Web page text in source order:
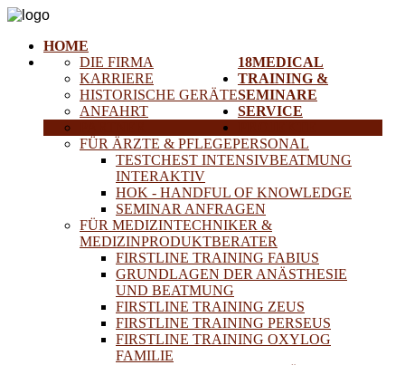
HOME
18MEDICAL
DIE FIRMA
KARRIERE
HISTORISCHE GERÄTE
ANFAHRT
TRAINING &
SEMINARE
FÜR ÄRZTE & PFLEGEPERSONAL
TESTCHEST INTENSIVBEATMUNG
INTERAKTIV
HOK - HANDFUL OF KNOWLEDGE
SEMINAR ANFRAGEN
FÜR MEDIZINTECHNIKER &
MEDIZINPRODUKTBERATER
FIRSTLINE TRAINING FABIUS
GRUNDLAGEN DER ANÄSTHESIE
UND BEATMUNG
FIRSTLINE TRAINING ZEUS
FIRSTLINE TRAINING PERSEUS
FIRSTLINE TRAINING OXYLOG
FAMILIE
SERVICE